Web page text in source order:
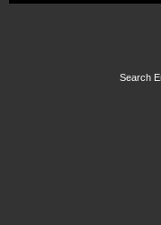
Search